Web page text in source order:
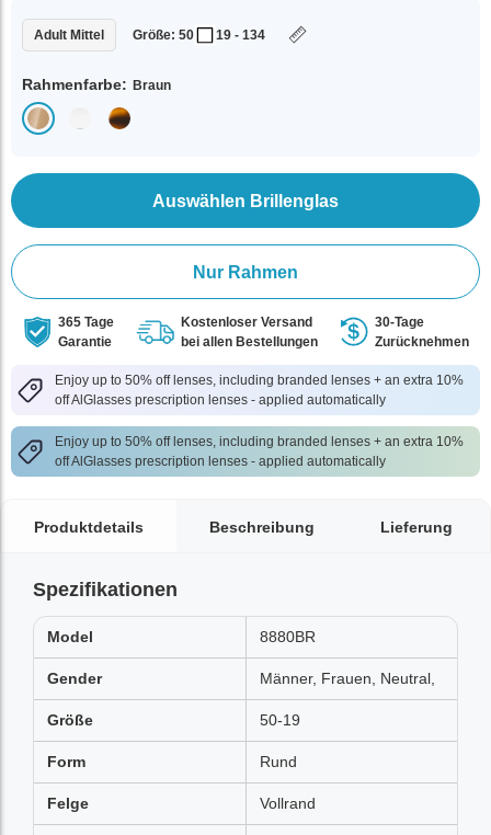
Adult Mittel Größe: 50 19 - 134
Rahmenfarbe: Braun
Auswählen Brillenglas
Nur Rahmen
365 Tage
Garantie
Kostenloser Versand
bei allen Bestellungen
30-Tage
Zurücknehmen
Enjoy up to 50% off lenses, including branded lenses + an extra 10%
off AlGlasses prescription lenses - applied automatically
Enjoy up to 50% off lenses, including branded lenses + an extra 10%
off AlGlasses prescription lenses - applied automatically
Produktdetails Beschreibung Lieferung
Spezifikationen
Model 8880BR
Gender Männer, Frauen, Neutral,
Größe 50-19
Form Rund
Felge Vollrand